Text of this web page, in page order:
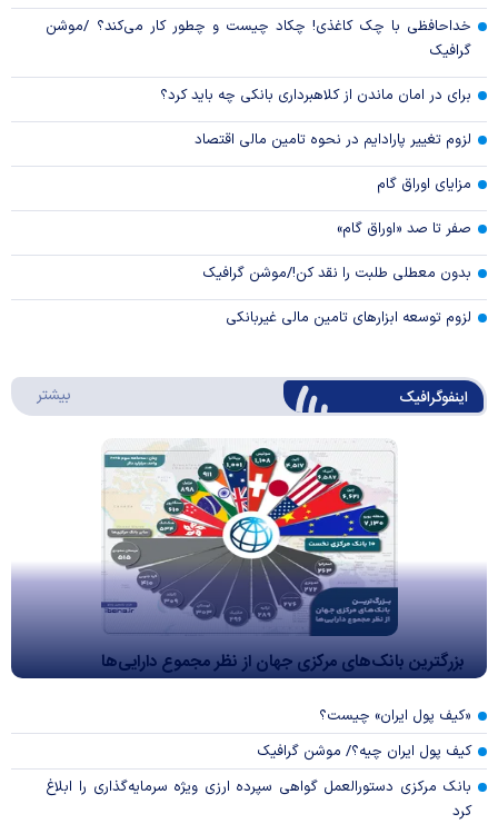
خداحافظی با چک کاغذی! چکاد چیست و چطور کار می‌کند؟ /موشن
گرافیک
برای در امان ماندن از کلاهبرداری بانکی چه باید کرد؟
لزوم تغییر پارادایم در نحوه تامین مالی اقتصاد
مزایای اوراق گام
صفر تا صد «اوراق گام»
بدون معطلی طلبت را نقد کن!/موشن گرافیک
لزوم توسعه ابزارهای تامین مالی غیربانکی
اینفوگرافیک بیشتر
بزرگترین بانک‌های مرکزی جهان از نظر مجموع دارایی‌ها
«کیف پول ایران» چیست؟
کیف پول ایران چیه؟/ موشن گرافیک
بانک مرکزی دستورالعمل گواهی سپرده ارزی ویژه سرمایه‌گذاری را ابلاغ
کرد